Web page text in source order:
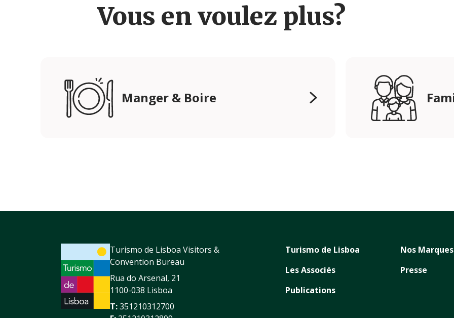
Vous en voulez plus?
Manger & Boire
Turismo de Lisboa Visitors &
Convention Bureau
Rua do Arsenal, 21
1100-038 Lisboa
T:351210312700
Turismo de Lisboa
Les Associés
Publications
Nos Marques
Presse